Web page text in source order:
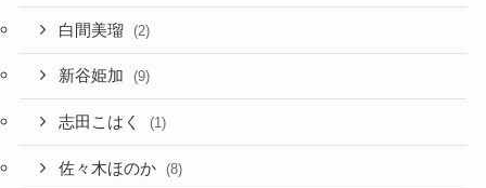
白間美瑠 (2)
新谷姫加 (9)
志田こはく (1)
佐々木ほのか (8)